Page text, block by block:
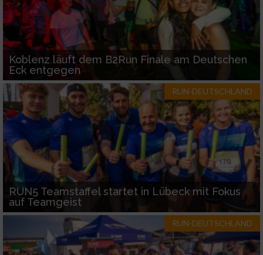
Koblenz läuft dem B2Run Finale am Deutschen
Eck entgegen
RUN-DEUTSCHLAND
RUN5 Teamstaffel startet in Lübeck mit Fokus
auf Teamgeist
RUN-DEUTSCHLAND